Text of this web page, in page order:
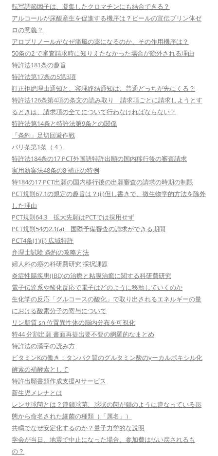
転写調節因子は、凝集したクロマチンにも結合できる？
アルコールが尿酸産生を促進する機序は？ビールの宣伝プリン体ゼ
ロの意義？
アロプリノールがなぜ痛風の薬になるのか、その作用機序は？
50条の2 で審査請求時に知りえたなかった場合が除外される理由
特許法181条の趣旨
特許法第17条の5第3項
訂正拒絶理由通知と、審理終結通知は、普通どっちが先にくる？
特許法126条第4項の条文の読み取り 請求項ごとに請求しようとす
るときは、請求項の全てについて行わなければならない？
特許法第14条と特許法第9条との関係
「条約」足切回避作戦
パリ条第1条（４）
特許法184条の17 PCT外国語特許出願の国内移行後の審査請求
実用新案法48条の8 補正の特例
特184の17 PCT出願の国内移行後の出願審査の請求の時期の制限
PCT規則67.1の規定の趣旨は？(ii)但し書きで、微生物学的方法を除外
した理由
PCT規則64.3 拡大先願はPCTでは採用せず
PCT規則54の2.1(a) 国際予備審査の請求ができる期間
PCT4条(1)(ii) 広域特許
弁理士試験 条約の攻略方法
婦人科の癌の科研費研究 採択課題
炎症性腸疾患(IBD)の治療と粘膜治癒に関する科研費研究
電子伝達系や酸化反応で電子はどのように移動していくのか
生化学の反応「グルコースの酸化」で取り出されるエネルギーの量
における酸素分子の寄与について
リン脂質 sn 位置異性体の脳内分布を可視化
特44 分割出願 書面再提出要不要の網羅的なまとめ
特許法の漢字の読み方
ビタミンKの働き：タンパク質のグルタミン酸のγーカルボキシル化
酵素の補酵素として
特許出願書類作成支援AIサービス
新生児メレナとは
レンサ球菌とは？連鎖球菌、球状の菌が鎖のように連なっている形
態から命名された細菌の種類（「属名」）
共鳴でなぜ安定化するのか？量子力学的な説明
学会が当日、地震で中止になった場合、参加費は払い戻されるも
の？